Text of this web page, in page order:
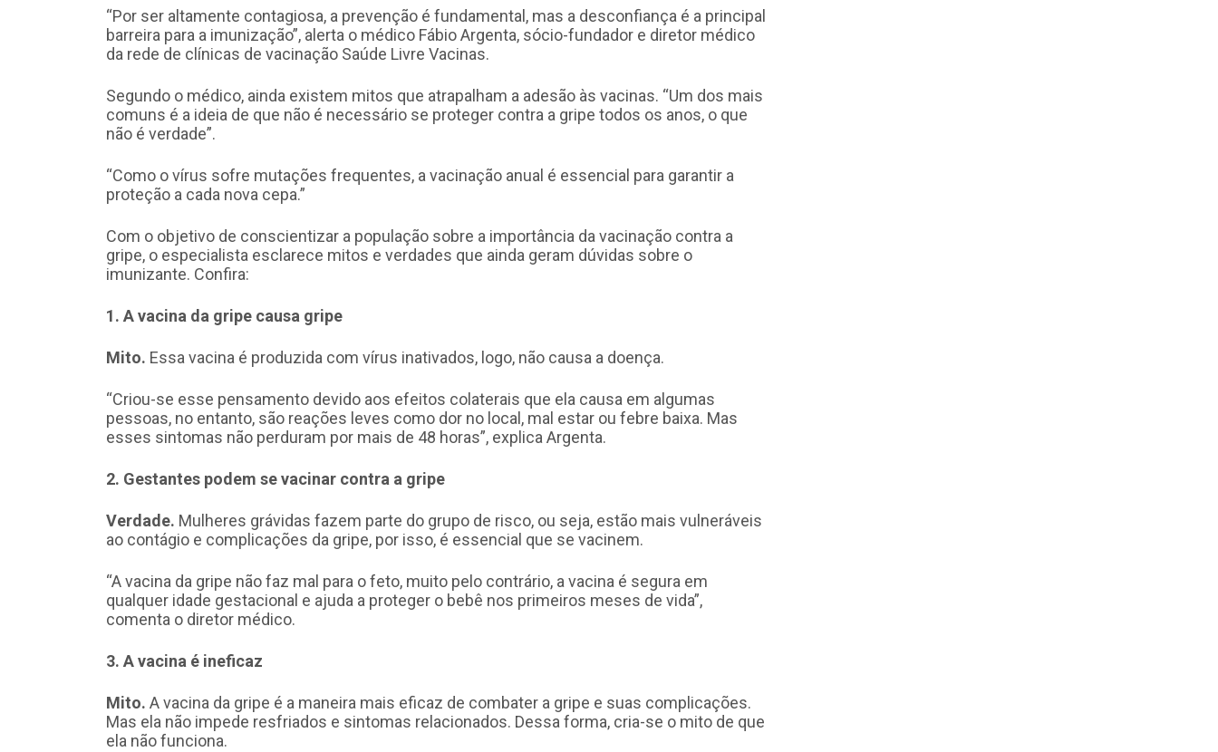
“Por ser altamente contagiosa, a prevenção é fundamental, mas a desconfiança é a principal
barreira para a imunização”, alerta o médico Fábio Argenta, sócio-fundador e diretor médico
da rede de clínicas de vacinação Saúde Livre Vacinas.
Segundo o médico, ainda existem mitos que atrapalham a adesão às vacinas. “Um dos mais
comuns é a ideia de que não é necessário se proteger contra a gripe todos os anos, o que
não é verdade”.
“Como o vírus sofre mutações frequentes, a vacinação anual é essencial para garantir a
proteção a cada nova cepa.”
Com o objetivo de conscientizar a população sobre a importância da vacinação contra a
gripe, o especialista esclarece mitos e verdades que ainda geram dúvidas sobre o
imunizante. Confira:
1. A vacina da gripe causa gripe
Mito. Essa vacina é produzida com vírus inativados, logo, não causa a doença.
“Criou-se esse pensamento devido aos efeitos colaterais que ela causa em algumas
pessoas, no entanto, são reações leves como dor no local, mal estar ou febre baixa. Mas
esses sintomas não perduram por mais de 48 horas”, explica Argenta.
2. Gestantes podem se vacinar contra a gripe
Verdade. Mulheres grávidas fazem parte do grupo de risco, ou seja, estão mais vulneráveis
ao contágio e complicações da gripe, por isso, é essencial que se vacinem.
“A vacina da gripe não faz mal para o feto, muito pelo contrário, a vacina é segura em
qualquer idade gestacional e ajuda a proteger o bebê nos primeiros meses de vida”,
comenta o diretor médico.
3. A vacina é ineficaz
Mito. A vacina da gripe é a maneira mais eficaz de combater a gripe e suas complicações.
Mas ela não impede resfriados e sintomas relacionados. Dessa forma, cria-se o mito de que
ela não funciona.